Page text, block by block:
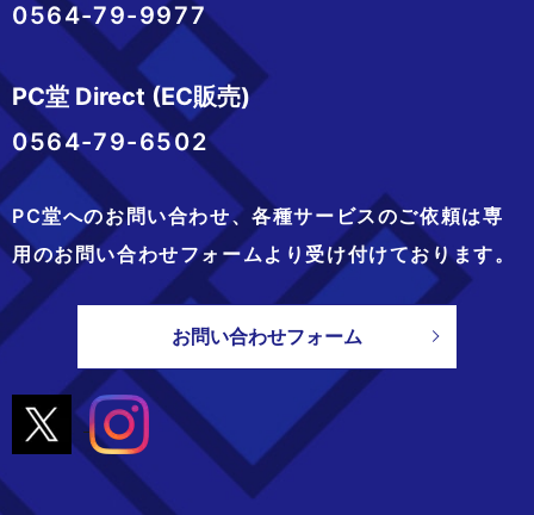
0564-79-9977
PC堂 Direct (EC販売)
0564-79-6502
PC堂へのお問い合わせ、各種サービスのご依頼は専
用のお問い合わせフォームより 受け付けております。
お問い合わせフォーム